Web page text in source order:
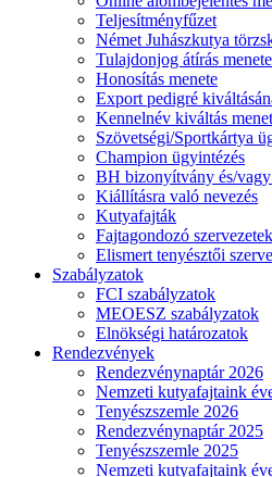
Teljesítményfűzet
Német Juhászkutya
Tulajdonjog átírás menete
Honosítás menete
Export pedigré
Kennelnév kiváltás
Szövetségi/Sportkártya
Champion ügyintézés
BH bizonyítvány és/
Kiállításra való nevezés
Kutyafajták
Fajtagondozó szervezetek
Elismert tenyésztői
Szabályzatok
FCI szabályzatok
MEOESZ szabályzatok
Elnökségi határozatok
Rendezvények
Rendezvénynaptár 2026
Nemzeti kutyafajtaink
Tenyészszemle 2026
Rendezvénynaptár 2025
Tenyészszemle 2025
Nemzeti kutyafajtaink